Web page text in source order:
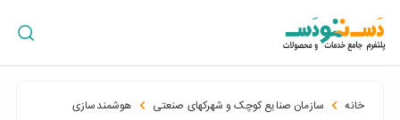
خانه سازمان صنایع کوچک و شهرکهای صنعتی
هوشمندسازی
ورود